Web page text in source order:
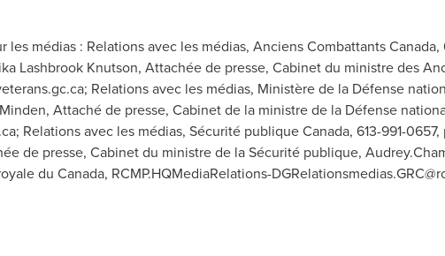
les médias : Relations avec les médias, Anciens Combattants Canada,
Lashbrook Knutson, Attachée de presse, Cabinet du ministre des
; Relations avec les médias, Ministère de la Défense
Attaché de presse, Cabinet de la ministre de la Défense
; Relations avec les médias, Sécurité publique Canada, 613-991-0657,
de presse, Cabinet du ministre de la Sécurité publique,
du Canada, RCMP.HQMediaRelations-